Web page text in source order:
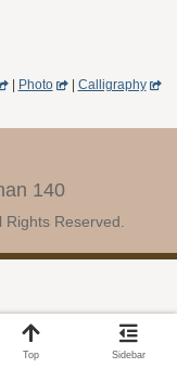
| Photo | Calligraphy
140
Reserved.
Top Sidebar